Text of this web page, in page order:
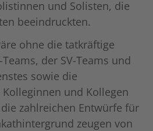
und Solisten, die
beeindruckten.
ohne die tatkräftige
der SV-Teams und
sowie die
und Kollegen
zahlreichen Entwürfe für
zeugen von